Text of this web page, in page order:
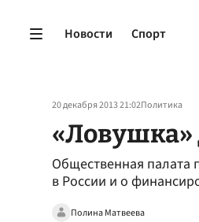
Новости Спорт
20 декабря 2013 21:02Политика
«Ловушка»
Общественная палата
в России и о
Полина Матвеева